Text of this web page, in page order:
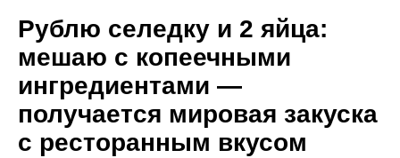
Рублю селедку и 2 яйца:
мешаю с копеечными
ингредиентами —
получается мировая закуска
с ресторанным вкусом